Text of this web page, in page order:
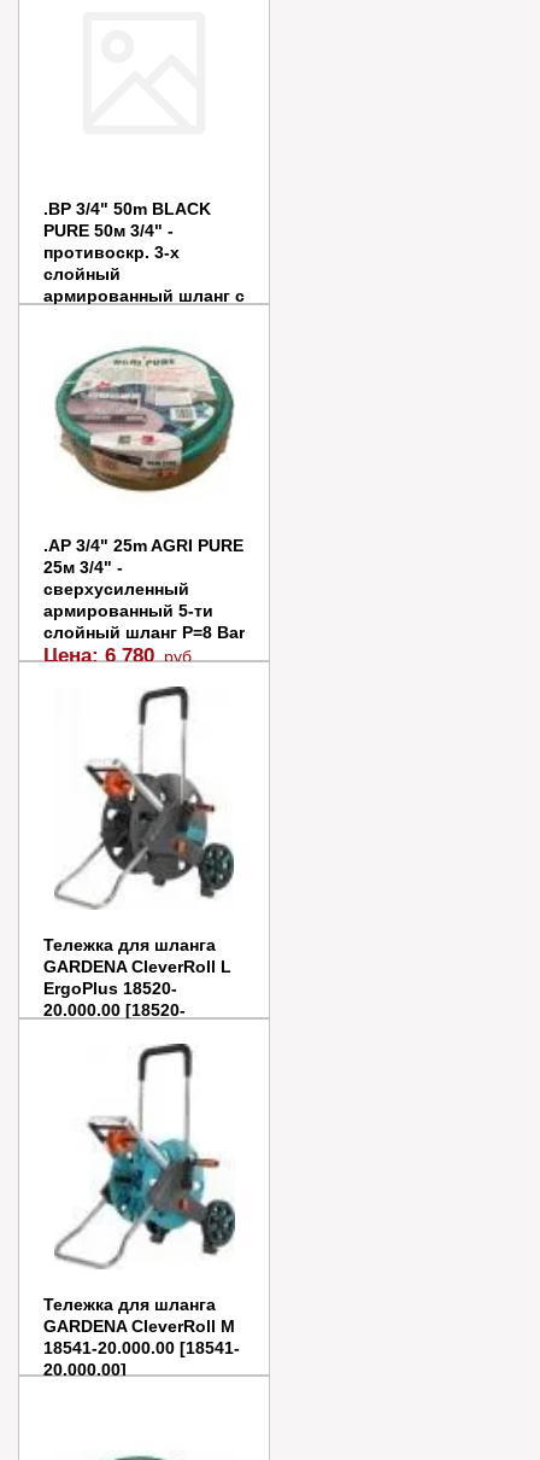
.BP 3/4" 50m BLACK
PURE 50м 3/4" -
противоскр. 3-х
слойный
армированный шланг с
14 142
Заказать
Купить в 1 клик
.AP 3/4" 25m AGRI PURE
25м 3/4" -
сверхусиленный
армированный 5-ти
слойный шланг Р=8 Bar
Цена:6 780 руб.
Заказать
Тележка для шланга
GARDENA CleverRoll L
ErgoPlus 18520-
20.000.00 [18520-
6 760 руб.
Купить в 1 клик
Тележка для шланга
GARDENA CleverRoll M
18541-20.000.00 [18541-
20.000.00]